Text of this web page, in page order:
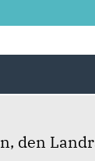
den